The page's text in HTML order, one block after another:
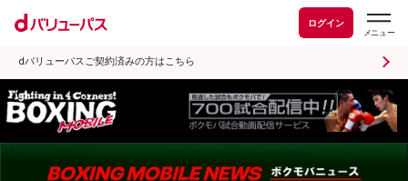
ログイン
dバリューパスご契約済みの方はこちら